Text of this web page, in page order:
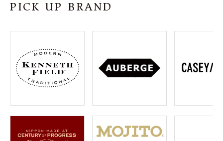
プライバシーポリシー
特定商取引法について
お問い合わせ
OFFICIAL WEB SITE
PICK UP BRAND